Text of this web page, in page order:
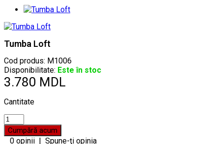
Tumba Loft
Cod produs: M1006
Disponibilitate: Este în stoc
3.780 MDL
Cantitate
0 opinii | Spune-ţi opinia